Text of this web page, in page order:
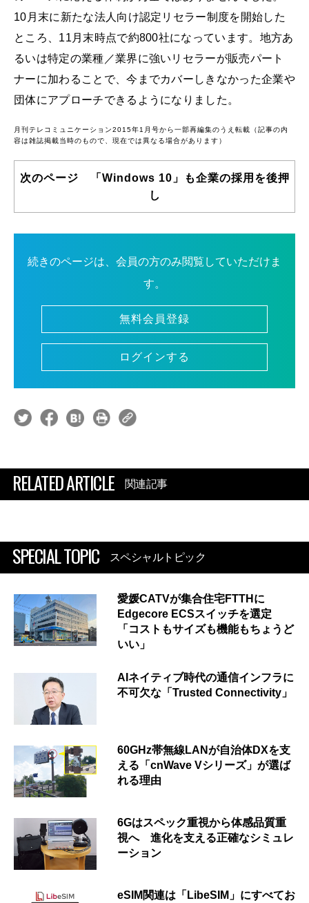
10月末に新たな法人向け認定リセラー制度を開始した
ところ、11月末時点で約800社になっています。地方あ
るいは特定の業種／業界に強いリセラーが販売パート
ナーに加わることで、今までカバーしきなかった企業や
団体にアプローチできるようになりました。
月刊テレコミュニケーション2015年1月号から一部再編集のうえ転載（記事の内
容は雑誌掲載当時のもので、現在では異なる場合があります）
次のページ 「Windows 10」も企業の採用を後押
し
続きのページは、会員の方のみ閲覧していただけま
す。
無料会員登録
ログインする
RELATED ARTICLE 関連記事
SPECIAL TOPIC スペシャルトピック
愛媛CATVが集合住宅FTTHに
Edgecore ECSスイッチを選定
「コストもサイズも機能もちょうど
いい」
AIネイティブ時代の通信インフラに
不可欠な「Trusted Connectivity」
60GHz帯無線LANが自治体DXを支
える「cnWave Vシリーズ」が選ば
れる理由
6Gはスペック重視から体感品質重
視へ 進化を支える正確なシミュレ
ーション
eSIM関連は「LibeSIM」にすべてお